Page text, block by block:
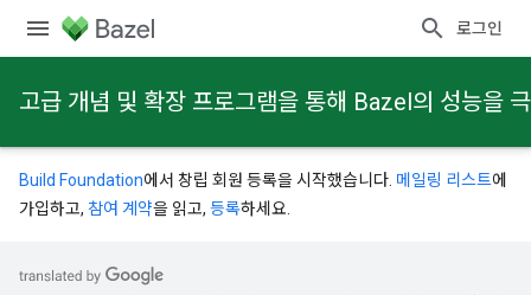
로그인
고급 개념 및 확장 프로그램을 통해 Bazel의 성능을
Build Foundation에서 창립 회원 등록을 시작했습니다. 메일링 리스트에
가입하고, 참여 계약을 읽고, 등록하세요.